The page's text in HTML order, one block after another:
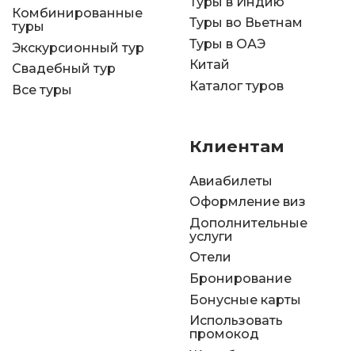
Комбинированные
туры
Экскурсионный тур
Свадебный тур
Все туры
Туры во Вьетнам
Туры в ОАЭ
Китай
Каталог туров
Клиентам
Авиабилеты
Оформление виз
Дополнительные
услуги
Отели
Бронирование
Бонусные карты
Использовать
промокод